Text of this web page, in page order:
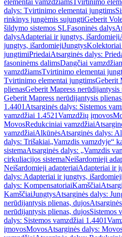
elementai vamzdžiamsTvirtinimo
dalys: Tvirtinimo elementai jungtims
rinkinys jungėmis sujungtiGeberit
šildymo sistemos SLFasoninės dalys
dalysAdapteriai ir jungtys, išardomieji
jungtys, išardomiejiJungtysKolektoriai
jungtimiPriedaiAtsarginės dalys:
fasoninėms dalimsDangčiai
vamzdžiamsTvirtinimo elementai
Tvirtinimo elementai jungtimsGeberit
plienasGeberit Mapress nerūdijantysis
Geberit Mapress nerūdijantysis plienas
1.4401 Atsarginės dalys: Sistemos
vamzdžiai 1.4521Vamzdžių įmovos
MovosRedukciniai vamzdžiai
vamzdžiaiAlkūnėsAtsarginės dalys:
dalys: Trišakiai„Vamzdis vamzdyje“
sistemaAtsarginės dalys: „Vamzdis
cirkuliacijos sistemaNeišardomieji
Neišardomieji adapteriaiAdapteriai ir
dalys: Adapteriai ir jungtys, išardomieji
dalys: KompensatoriaiKamščiai
KamščiaiJungtysAtsarginės dalys:
nerūdijantysis plienas, dujos
nerūdijantysis plienas, dujosSistemos
dalys: Sistemos vamzdžiai 1.4401
įmovosMovosAtsarginės dalys: